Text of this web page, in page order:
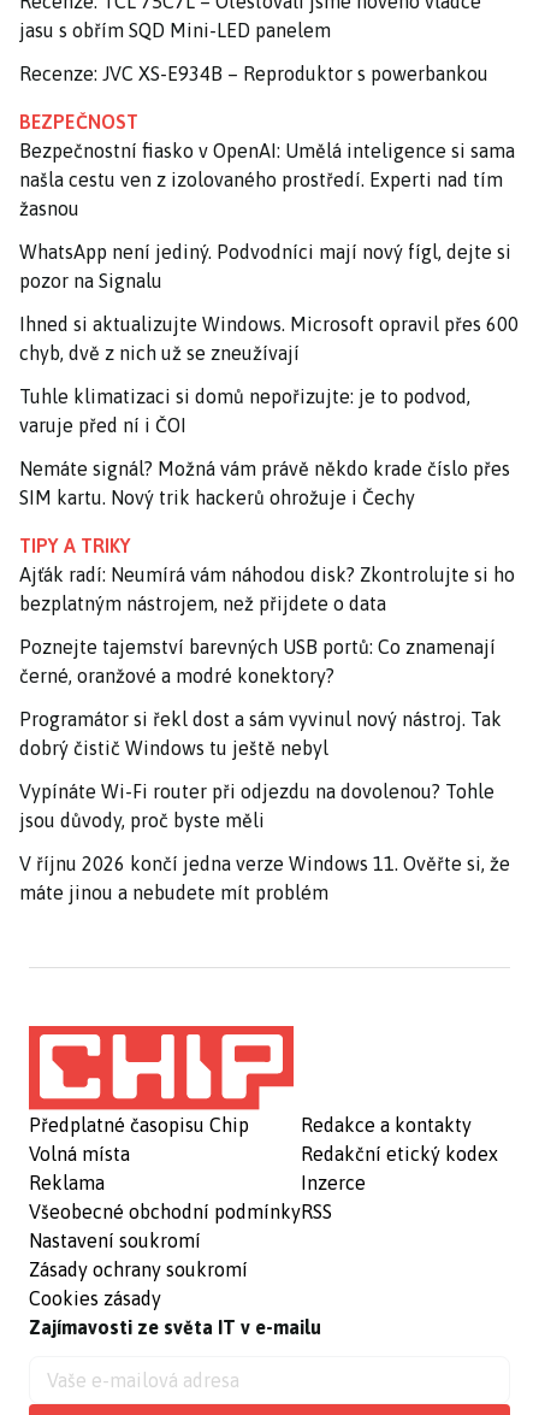
jasu s obřím SQD Mini-LED panelem
Recenze: JVC XS-E934B – Reproduktor s powerbankou
BEZPEČNOST
Bezpečnostní fiasko v OpenAI: Umělá inteligence si sama
našla cestu ven z izolovaného prostředí. Experti nad tím
žasnou
WhatsApp není jediný. Podvodníci mají nový fígl, dejte si
pozor na Signalu
Ihned si aktualizujte Windows. Microsoft opravil přes 600
chyb, dvě z nich už se zneužívají
Tuhle klimatizaci si domů nepořizujte: je to podvod,
varuje před ní i ČOI
Nemáte signál? Možná vám právě někdo krade číslo přes
SIM kartu. Nový trik hackerů ohrožuje i Čechy
TIPY A TRIKY
Ajťák radí: Neumírá vám náhodou disk? Zkontrolujte si ho
bezplatným nástrojem, než přijdete o data
Poznejte tajemství barevných USB portů: Co znamenají
černé, oranžové a modré konektory?
Programátor si řekl dost a sám vyvinul nový nástroj. Tak
dobrý čistič Windows tu ještě nebyl
Vypínáte Wi-Fi router při odjezdu na dovolenou? Tohle
jsou důvody, proč byste měli
V říjnu 2026 končí jedna verze Windows 11. Ověřte si, že
máte jinou a nebudete mít problém
Předplatné časopisu Chip
Volná místa
Reklama
Všeobecné obchodní podmínky
Nastavení soukromí
Zásady ochrany soukromí
Cookies zásady
Redakce a kontakty
Redakční etický kodex
Inzerce
RSS
Zajímavosti ze světa IT v e-mailu